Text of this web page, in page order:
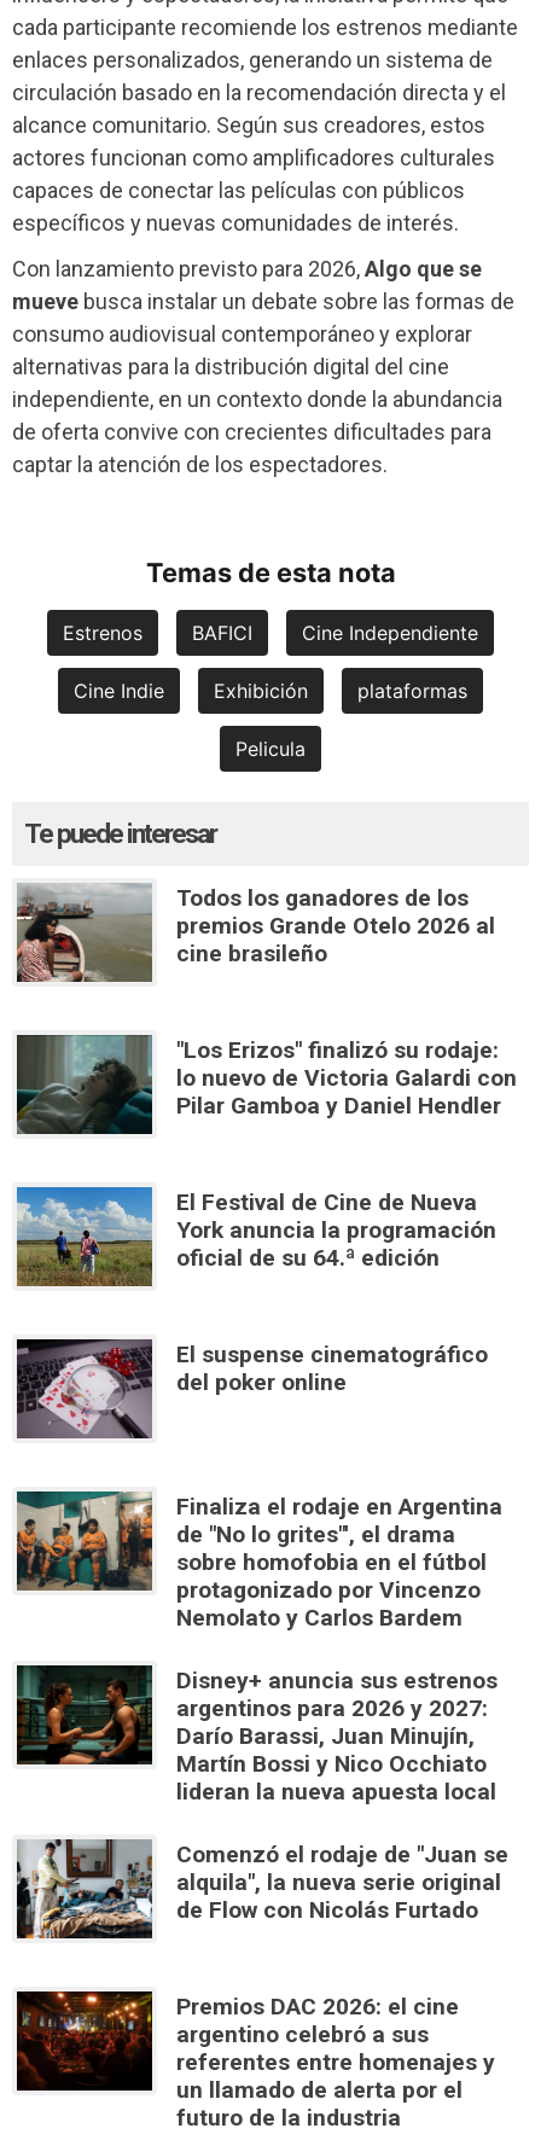
cada participante recomiende los estrenos mediante
enlaces personalizados, generando un sistema de
circulación basado en la recomendación directa y el
alcance comunitario. Según sus creadores, estos
actores funcionan como amplificadores culturales
capaces de conectar las películas con públicos
específicos y nuevas comunidades de interés.
Con lanzamiento previsto para 2026,Algo que se
mueve busca instalar un debate sobre las formas de
consumo audiovisual contemporáneo y explorar
alternativas para la distribución digital del cine
independiente, en un contexto donde la abundancia
de oferta convive con crecientes dificultades para
captar la atención de los espectadores.
Temas de esta nota
Estrenos BAFICI Cine Independiente
Cine Indie Exhibición plataformas
Pelicula
Te puede interesar
Todos los ganadores de los
premios Grande Otelo 2026 al
cine brasileño
"Los Erizos" finalizó su rodaje:
lo nuevo de Victoria Galardi con
Pilar Gamboa y Daniel Hendler
El Festival de Cine de Nueva
York anuncia la programación
oficial de su 64.ª edición
El suspense cinematográfico
del poker online
Finaliza el rodaje en Argentina
de "No lo grites"', el drama
sobre homofobia en el fútbol
protagonizado por Vincenzo
Nemolato y Carlos Bardem
Disney+ anuncia sus estrenos
argentinos para 2026 y 2027:
Darío Barassi, Juan Minujín,
Martín Bossi y Nico Occhiato
lideran la nueva apuesta local
Comenzó el rodaje de "Juan se
alquila", la nueva serie original
de Flow con Nicolás Furtado
Premios DAC 2026: el cine
argentino celebró a sus
referentes entre homenajes y
un llamado de alerta por el
futuro de la industria